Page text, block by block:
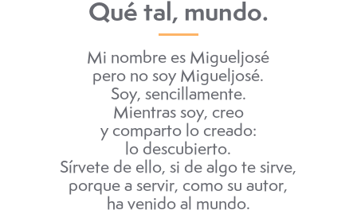
Qué tal, mundo.
Mi nombre es Migueljosé
pero no soy Migueljosé.
Soy, sencillamente.
Mientras soy, creo
y comparto lo creado:
lo descubierto.
Sírvete de ello, si de algo te sirve,
porque a servir, como su autor,
ha venido al mundo.